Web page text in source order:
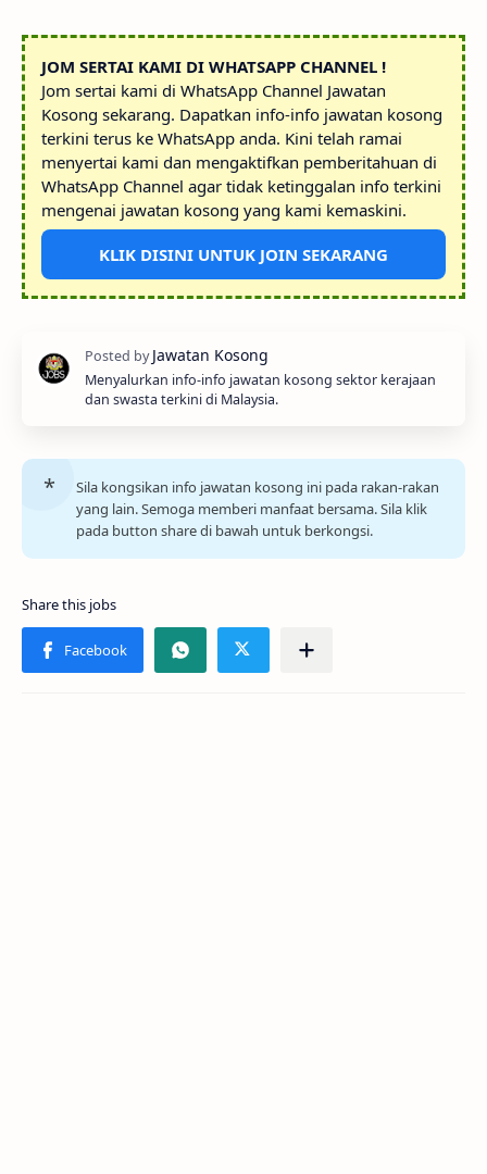
JOM SERTAI KAMI DI WHATSAPP CHANNEL !
Jom sertai kami di WhatsApp Channel Jawatan
Kosong sekarang. Dapatkan info-info jawatan kosong
terkini terus ke WhatsApp anda. Kini telah ramai
menyertai kami dan mengaktifkan pemberitahuan di
WhatsApp Channel agar tidak ketinggalan info terkini
mengenai jawatan kosong yang kami kemaskini.
KLIK DISINI UNTUK JOIN SEKARANG
Menyalurkan info-info jawatan kosong sektor kerajaan
dan swasta terkini di Malaysia.
Sila kongsikan info jawatan kosong ini pada rakan-rakan
yang lain. Semoga memberi manfaat bersama. Sila klik
pada button share di bawah untuk berkongsi.